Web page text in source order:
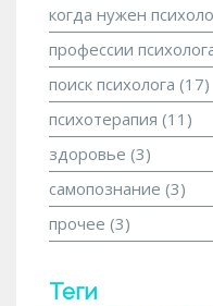
когда нужен
профессии
поиск психолога (17)
психотерапия (11)
здоровье (3)
самопознание (3)
прочее (3)
Теги